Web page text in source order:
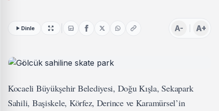
Dinle A- A+
Kocaeli Büyükşehir Belediyesi, Doğu Kışla, Sekapark
Sahili, Başiskele, Körfez, Derince ve Karamürsel’in